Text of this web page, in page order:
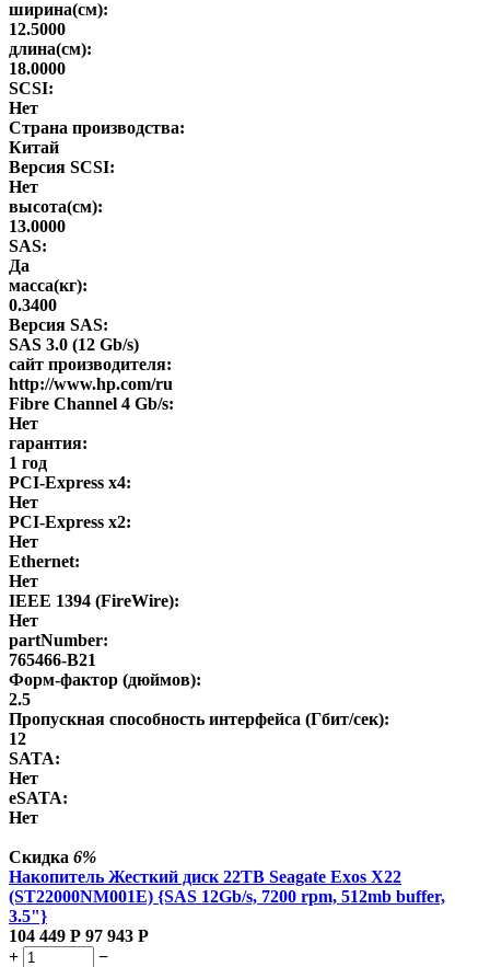
ширина(см):
12.5000
длина(см):
18.0000
SCSI:
Нет
Страна производства:
Китай
Версия SCSI:
Нет
высота(см):
13.0000
SAS:
Да
масса(кг):
0.3400
Версия SAS:
SAS 3.0 (12 Gb/s)
сайт производителя:
http://www.hp.com/ru
Fibre Channel 4 Gb/s:
Нет
гарантия:
1 год
PCI-Express x4:
Нет
PCI-Express x2:
Нет
Ethernet:
Нет
IEEE 1394 (FireWire):
Нет
partNumber:
765466-B21
Форм-фактор (дюймов):
2.5
Пропускная способность интерфейса (Гбит/сек):
12
SATA:
Нет
eSATA:
Нет
Скидка 6%
Накопитель Жесткий диск 22TB Seagate Exos X22
(ST22000NM001E) {SAS 12Gb/s, 7200 rpm, 512mb buffer,
3.5"}
104 449 Р 97 943 Р
+
−